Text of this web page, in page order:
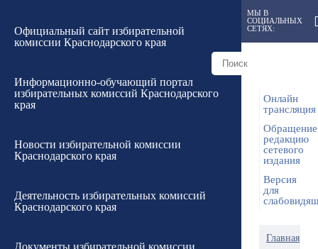
Официальный сайт избирательной
комиссии Краснодарского края
Информационно-обучающий портал
избирательных комиссий Краснодарского
края
Новости избирательной комиссии
Краснодарского края
Деятельность избирательных комиссий
Краснодарского края
Документы избирательной комиссии
МЫ В
СОЦИАЛЬНЫХ
СЕТЯХ:
Онлайн
трансляция
редакцию
сетевого
издания
Версия
для
Главная